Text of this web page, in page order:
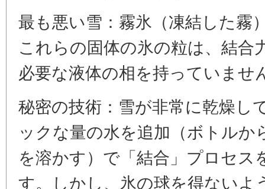
最も悪い雪：霧氷（凍結した霧
これらの固体の氷の粒は、結
必要な液体の相を持っていませ
秘密の技術：雪が非常に乾燥し
ックな量の水を追加（ボトル
を溶かす）で「結合」プロセ
す。しかし、氷の球を得ない